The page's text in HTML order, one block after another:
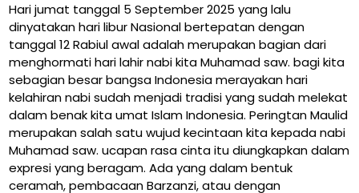
Hari jumat tanggal 5 September 2025 yang lalu
dinyatakan hari libur Nasional bertepatan dengan
tanggal 12 Rabiul awal adalah merupakan bagian dari
menghormati hari lahir nabi kita Muhamad saw. bagi kita
sebagian besar bangsa Indonesia merayakan hari
kelahiran nabi sudah menjadi tradisi yang sudah melekat
dalam benak kita umat Islam Indonesia. Peringtan Maulid
merupakan salah satu wujud kecintaan kita kepada nabi
Muhamad saw. ucapan rasa cinta itu diungkapkan dalam
expresi yang beragam. Ada yang dalam bentuk
ceramah, pembacaan Barzanzi, atau dengan